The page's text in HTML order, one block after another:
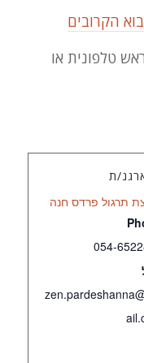
הקרובים
טלפונית או
ת
תרגול פרדס חנה
054-